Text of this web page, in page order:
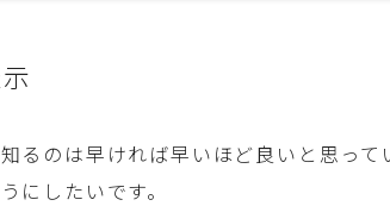
るのは早ければ早いほど良いと思って
にしたいです。